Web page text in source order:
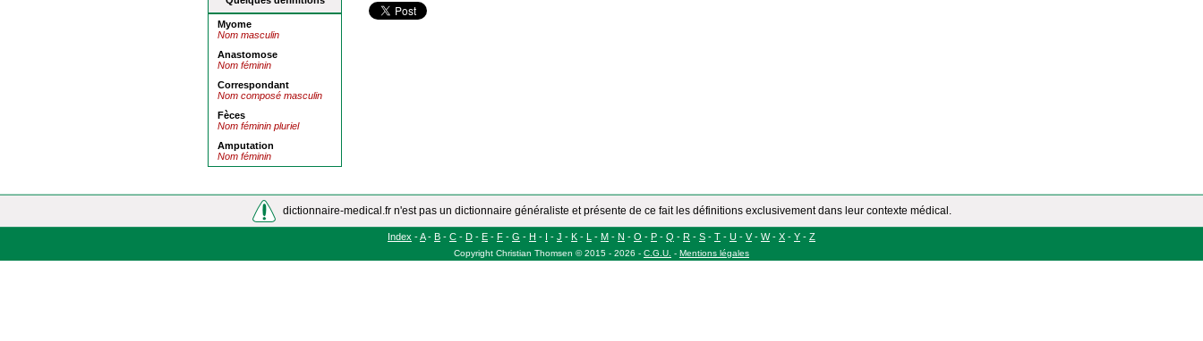
Myome
Nom masculin
Anastomose
Nom féminin
Correspondant
Nom composé masculin
Fèces
Nom féminin pluriel
Amputation
Nom féminin
dictionnaire-medical.fr n'est pas un dictionnaire généraliste et présente de ce fait les définitions exclusivement dans leur contexte médical.
Index -A- B - C - D - E - F - G - H - I - J - K - L - M - N - O - P - Q - R - S - T - U - V- W- X - Y - Z
Copyright Christian Thomsen ©2015 - 2026 - C.G.U. - Mentions légales